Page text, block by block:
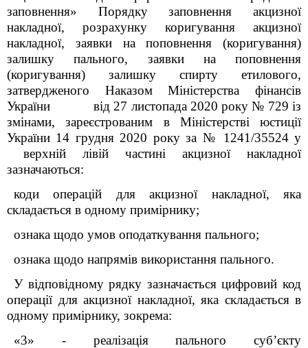
заповнення» Порядку заповнення акцизної
накладної, розрахунку коригування акцизної
накладної, заявки на поповнення (коригування)
залишку пального, заявки на поповнення
(коригування) залишку спирту етилового,
затвердженого Наказом Міністерства фінансів
України від 27 листопада 2020 року № 729 із
змінами, зареєстрованим в Міністерстві юстиції
України 14 грудня 2020 року за № 1241/35524 у
верхній лівій частині акцизної накладної
зазначаються:
коди операцій для акцизної накладної, яка
складається в одному примірнику;
ознака щодо умов оподаткування пального;
ознака щодо напрямів використання пального.
У відповідному рядку зазначається цифровий код
операції для акцизної накладної, яка складається в
одному примірнику, зокрема:
«3» - реалізація пального суб’єкту